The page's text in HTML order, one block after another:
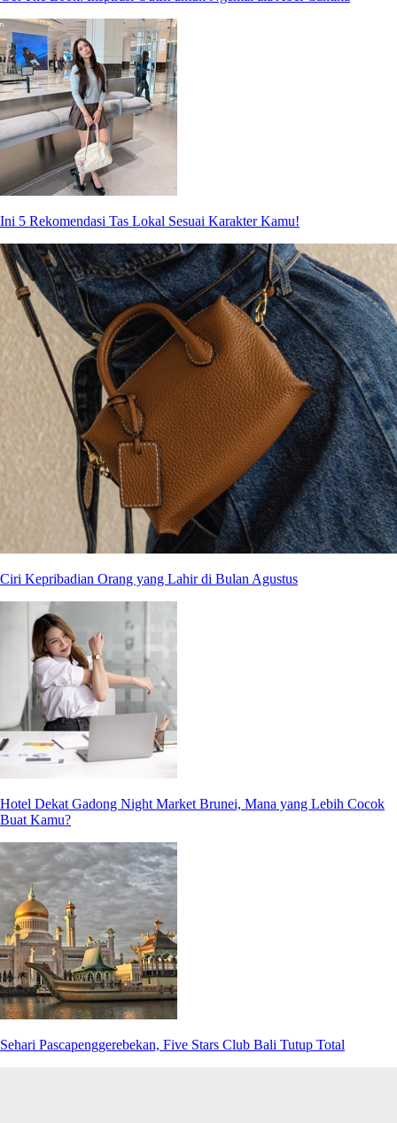
Ini 5 Rekomendasi Tas Lokal Sesuai Karakter Kamu!
Ciri Kepribadian Orang yang Lahir di Bulan Agustus
Hotel Dekat Gadong Night Market Brunei, Mana yang Lebih Cocok
Buat Kamu?
Sehari Pascapenggerebekan, Five Stars Club Bali Tutup Total